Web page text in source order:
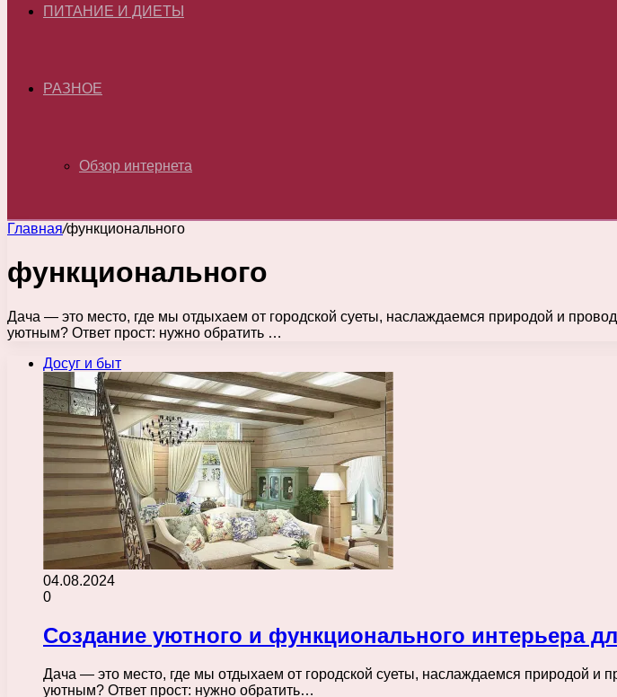
ПИТАНИЕ И ДИЕТЫ
РАЗНОЕ
Обзор интернета
Главная/функционального
функционального
Дача — это место, где мы отдыхаем от городской суеты, наслаждаемся природой и
уютным? Ответ прост: нужно обратить …
Досуг и быт
04.08.2024
0
Создание уютного и функционального интерьера
Дача — это место, где мы отдыхаем от городской суеты, наслаждаемся природой
уютным? Ответ прост: нужно обратить…